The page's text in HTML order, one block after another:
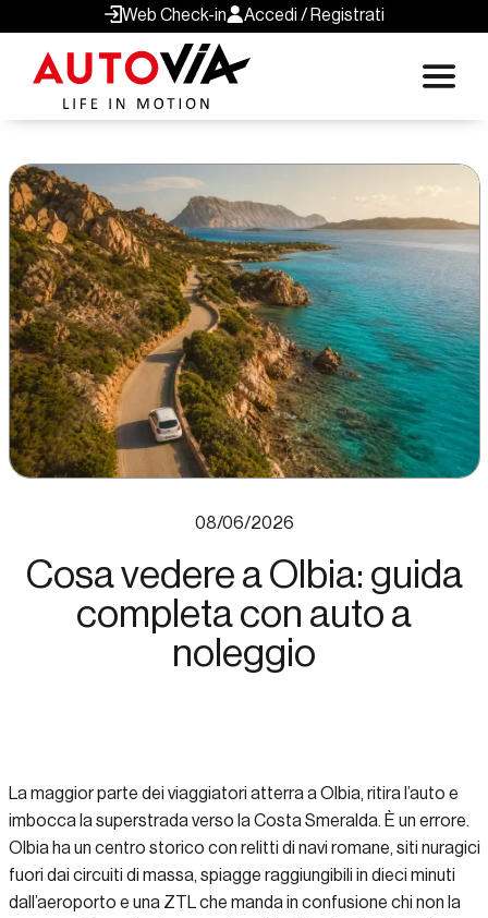
Web Check-in Accedi / Registrati
08/06/2026
Cosa vedere a Olbia: guida
completa con auto a
noleggio
La maggior parte dei viaggiatori atterra a Olbia, ritira l’auto e
imbocca la superstrada verso la Costa Smeralda. È un errore.
Olbia ha un centro storico con relitti di navi romane, siti nuragici
fuori dai circuiti di massa, spiagge raggiungibili in dieci minuti
dall’aeroporto e una ZTL che manda in confusione chi non la